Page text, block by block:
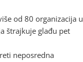
od 80 organizacija u
štrajkuje glađu pet
neposredna